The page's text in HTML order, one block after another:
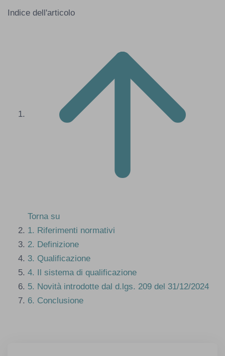
Indice dell'articolo
Torna su
1. Riferimenti normativi
2. Definizione
3. Qualificazione
4. Il sistema di qualificazione
5. Novità introdotte dal d.lgs. 209 del 31/12/2024
6. Conclusione